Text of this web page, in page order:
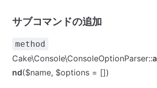
サブコマンドの追加
method
Cake\Console\ConsoleOptionParser::
nd($name, $options = [])